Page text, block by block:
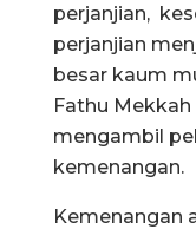
perjanjian,
perjanjian
besar kaum
Fathu
mengambil
kemenangan.
Kemenangan